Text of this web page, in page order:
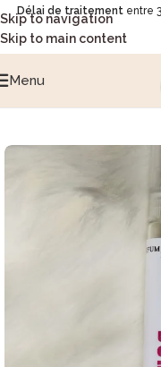
Skip to navigation
Skip to main content
Délai de traitemententre 3
Menu